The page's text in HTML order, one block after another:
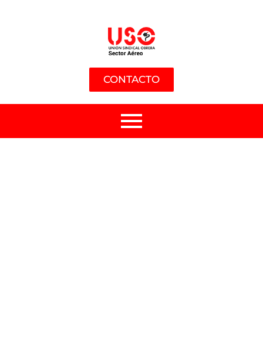
CONTACTO